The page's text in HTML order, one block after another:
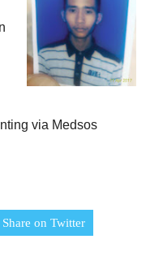
via Medsos
Share on Twitter